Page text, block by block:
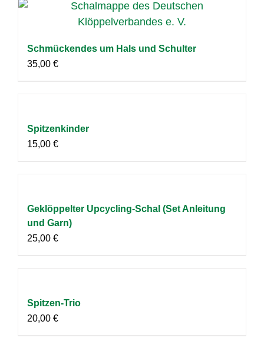
Schmückendes um Hals und Schulter
35,00 €
Spitzenkinder
15,00 €
Geklöppelter Upcycling-Schal (Set Anleitung
und Garn)
25,00 €
Spitzen-Trio
20,00 €